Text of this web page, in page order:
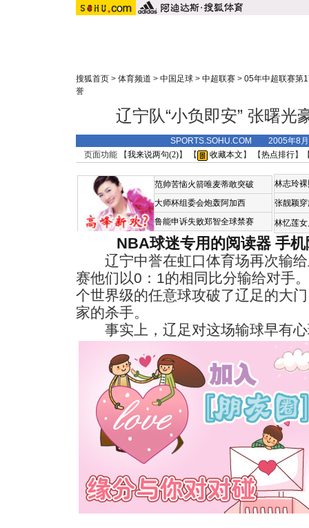
搜狐首页 > 体育频道 > 中国足球 > 中超联赛 > 05年中超联赛第
誉
辽宁队“小负即安” 张曙光
SPORTS.SOHU.COM 2005年8
页面功能 【我来说两句(2)】 【 收藏本文 】 【热点排行】
范帅苦恼火箭唯麦蒂敢突破
大师杯组委会炮轰阿加西
鲁能申诉失败郑智全球禁赛
林志玲
张靓颖
林忆莲
NBA球迷专用的阅读器 手
辽宁中誉在虹口体育场再次输给
赛他们以0：1的相同比分输给对手
个世界级的任意球攻破了辽足的大
家的杀手。
事实上，辽足对这场输球早有心